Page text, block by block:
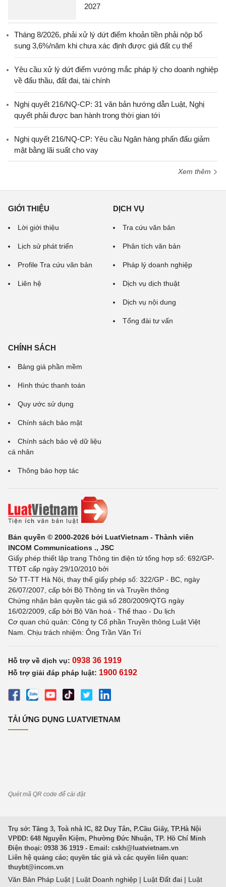
2027
Tháng 8/2026, phải xử lý dứt điểm khoản tiền phải nộp bổ
sung 3,6%/năm khi chưa xác định được giá đất cụ thể
Yêu cầu xử lý dứt điểm vướng mắc pháp lý cho doanh nghiệp
về đấu thầu, đất đai, tài chính
Nghị quyết 216/NQ-CP: 31 văn bản hướng dẫn Luật, Nghị
quyết phải được ban hành trong thời gian tới
Nghị quyết 216/NQ-CP: Yêu cầu Ngân hàng phấn đấu giảm
mặt bằng lãi suất cho vay
Xem thêm
GIỚI THIỆU
Lời giới thiệu
Lịch sử phát triển
Profile Tra cứu văn bản
Liên hệ
DỊCH VỤ
Tra cứu văn bản
Phân tích văn bản
Pháp lý doanh nghiệp
Dịch vụ dịch thuật
Dịch vụ nội dung
Tổng đài tư vấn
CHÍNH SÁCH
Bảng giá phần mềm
Hình thức thanh toán
Quy ước sử dụng
Chính sách bảo mật
Chính sách bảo vệ dữ liệu
cá nhân
Thông báo hợp tác
Bản quyền © 2000-2026 bởi LuatVietnam - Thành viên
INCOM Communications ., JSC
Giấy phép thiết lập trang Thông tin điện tử tổng hợp số: 692/GP-
TTĐT cấp ngày 29/10/2010 bởi
Sở TT-TT Hà Nội, thay thế giấy phép số: 322/GP - BC, ngày
26/07/2007, cấp bởi Bộ Thông tin và Truyền thông
Chứng nhận bản quyền tác giả số 280/2009/QTG ngày
16/02/2009, cấp bởi Bộ Văn hoá - Thể thao - Du lịch
Cơ quan chủ quản: Công ty Cổ phần Truyền thông Luật Việt
Nam. Chịu trách nhiệm: Ông Trần Văn Trí
Hỗ trợ về dịch vụ: 0938 36 1919
Hỗ trợ giải đáp pháp luật: 1900 6192
TẢI ỨNG DỤNG LUATVIETNAM
Quét mã QR code để cài đặt
Trụ sở: Tầng 3, Toà nhà IC, 82 Duy Tân, P.Cầu Giấy, TP.Hà Nội
VPĐD: 648 Nguyễn Kiệm, Phường Đức Nhuận, TP. Hồ Chí Minh
Điện thoại: 0938 36 1919 - Email: cskh@luatvietnam.vn
Liên hệ quảng cáo; quyền tác giả và các quyền liên quan:
thuybt@incom.vn
Văn Bản Pháp Luật | Luật Doanh nghiệp | Luật Đất đai | Luật